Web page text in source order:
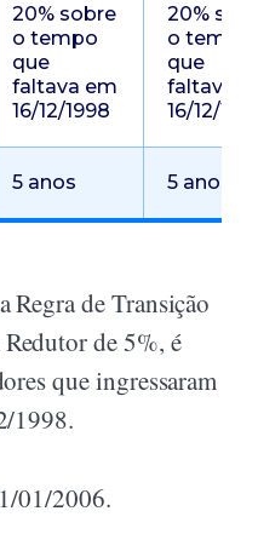
20% sobre
o tempo
que
faltava em
16/12/1998
20%
o tempo
que
faltava
16/12/
5 anos 5 anos
Regra de Transição
de 5%, é
que ingressaram
1998.
01/2006.